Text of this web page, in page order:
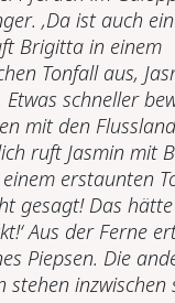
‚Da ist auch
Brigitta in einem
Tonfall aus,
schneller
mit den
ruft Jasmin mit
erstaunten
gesagt! Das
Aus der Ferne
Piepsen. Die
stehen inzwischen